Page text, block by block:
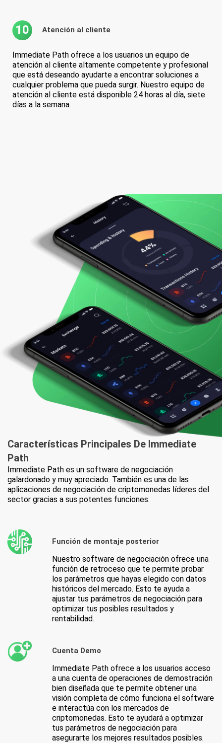
10 Atención al cliente
Immediate Path ofrece a los usuarios un equipo de
atención al cliente altamente competente y profesional
que está deseando ayudarte a encontrar soluciones a
cualquier problema que pueda surgir. Nuestro equipo de
atención al cliente está disponible 24 horas al día, siete
días a la semana.
Características Principales De Immediate
Path
Immediate Path es un software de negociación
galardonado y muy apreciado. También es una de las
aplicaciones de negociación de criptomonedas líderes del
sector gracias a sus potentes funciones:
Función de montaje posterior
Nuestro software de negociación ofrece una
función de retroceso que te permite probar
los parámetros que hayas elegido con datos
históricos del mercado. Esto te ayuda a
ajustar tus parámetros de negociación para
optimizar tus posibles resultados y
rentabilidad.
Cuenta Demo
Immediate Path ofrece a los usuarios acceso
a una cuenta de operaciones de demostración
bien diseñada que te permite obtener una
visión completa de cómo funciona el software
e interactúa con los mercados de
criptomonedas. Esto te ayudará a optimizar
tus parámetros de negociación para
asegurarte los mejores resultados posibles.